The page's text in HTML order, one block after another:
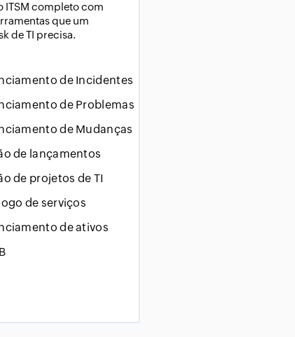
ITSM completo com
que um
de TI precisa.
de Incidentes
de Problemas
de Mudanças
de lançamentos
de projetos de TI
de serviços
de ativos